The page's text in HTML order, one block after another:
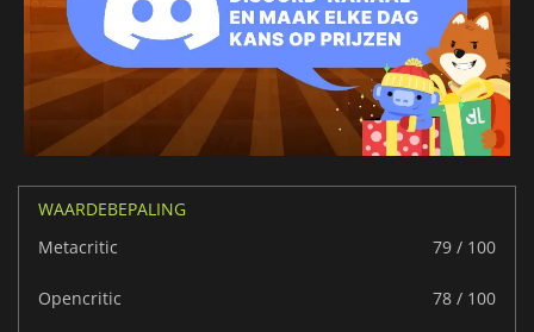
WAARDEBEPALING
Metacritic
79 / 100
Opencritic 78 / 100